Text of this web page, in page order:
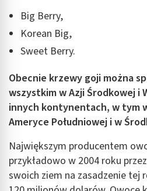
Big Berry,
Korean Big,
Sweet Berry.
Obecnie krzewy goji można
wszystkim w Azji Środkowej i
innych kontynentach, w tym
Ameryce Południowej i w
Największym producentem
przykładowo w 2004 roku
swoich ziem na zasadzenie tej